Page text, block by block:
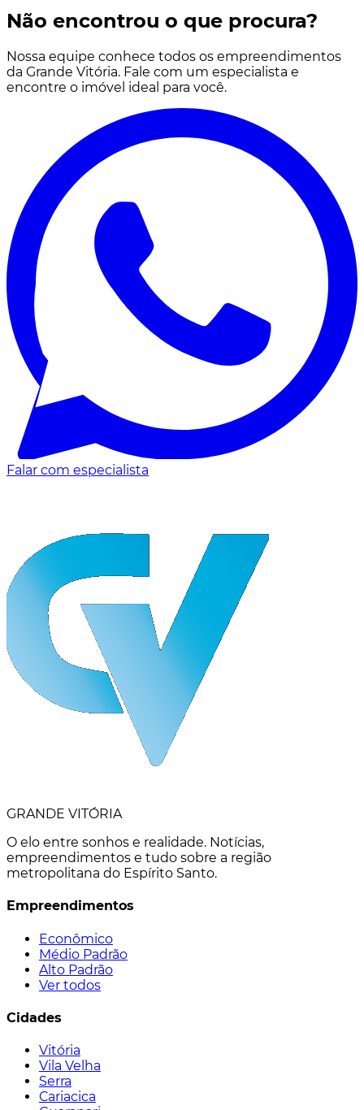
Não encontrou o que procura?
Nossa equipe conhece todos os empreendimentos
da Grande Vitória. Fale com um especialista e
encontre o imóvel ideal para você.
Falar com especialista
GRANDE VITÓRIA
O elo entre sonhos e realidade. Notícias,
empreendimentos e tudo sobre a região
metropolitana do Espírito Santo.
Empreendimentos
Econômico
Médio Padrão
Alto Padrão
Ver todos
Cidades
Vitória
Vila Velha
Serra
Cariacica